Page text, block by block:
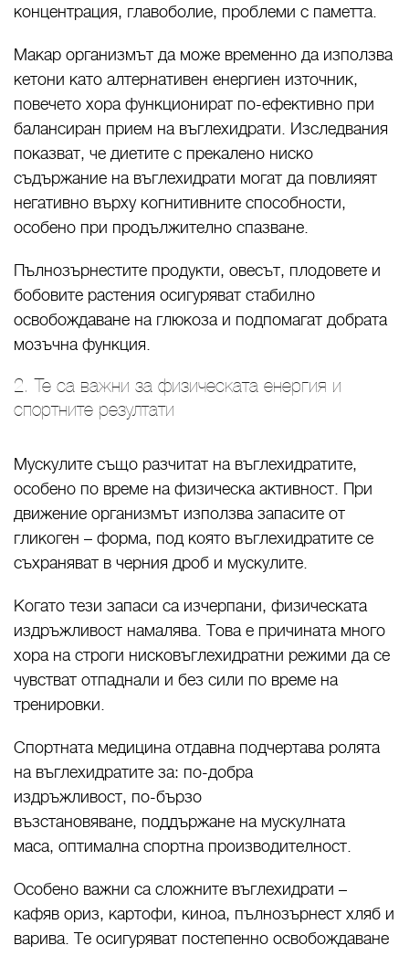
концентрация, главоболие, проблеми с паметта.
Макар организмът да може временно да използва
кетони като алтернативен енергиен източник,
повечето хора функционират по-ефективно при
балансиран прием на въглехидрати. Изследвания
показват, че диетите с прекалено ниско
съдържание на въглехидрати могат да повлияят
негативно върху когнитивните способности,
особено при продължително спазване.
Пълнозърнестите продукти, овесът, плодовете и
бобовите растения осигуряват стабилно
освобождаване на глюкоза и подпомагат добрата
мозъчна функция.
2. Те са важни за физическата енергия и
спортните резултати
Мускулите също разчитат на въглехидратите,
особено по време на физическа активност. При
движение организмът използва запасите от
гликоген – форма, под която въглехидратите се
съхраняват в черния дроб и мускулите.
Когато тези запаси са изчерпани, физическата
издръжливост намалява. Това е причината много
хора на строги нисковъглехидратни режими да се
чувстват отпаднали и без сили по време на
тренировки.
Спортната медицина отдавна подчертава ролята
на въглехидратите за: по-добра
издръжливост, по-бързо
възстановяване, поддържане на мускулната
маса, оптимална спортна производителност.
Особено важни са сложните въглехидрати –
кафяв ориз, картофи, киноа, пълнозърнест хляб и
варива. Те осигуряват постепенно освобождаване